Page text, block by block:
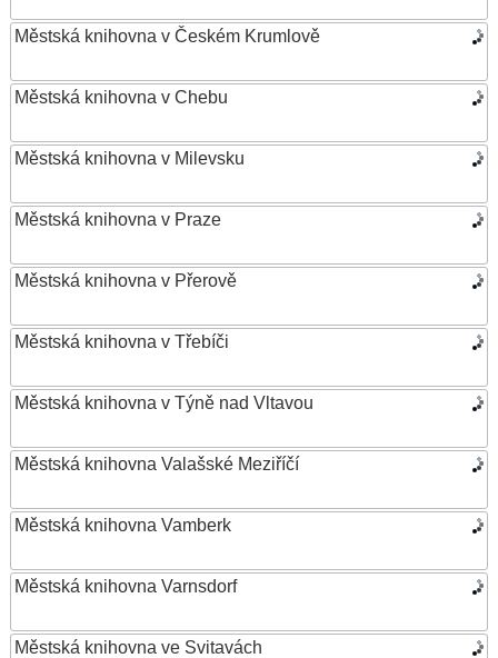
Městská knihovna v Českém Krumlově
Městská knihovna v Chebu
Městská knihovna v Milevsku
Městská knihovna v Praze
Městská knihovna v Přerově
Městská knihovna v Třebíči
Městská knihovna v Týně nad Vltavou
Městská knihovna Valašské Meziříčí
Městská knihovna Vamberk
Městská knihovna Varnsdorf
Městská knihovna ve Svitavách